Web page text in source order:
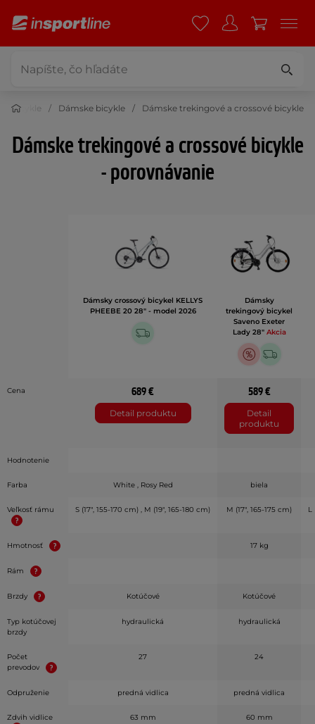
Bicykle Dámske bicykle Dámske trekingové a crossové bicykle
Dámske trekingové a crossové bicykle
- porovnávanie
Dámsky crossový bicykel KELLYS
PHEEBE 20 28" - model 2026
Dámsky
trekingový bicykel
Saveno Exeter
Lady 28" Akcia
Cena 689 €
Detail produktu
589 €
Detail
produktu
Hodnotenie
Farba White , Rosy Red biela
Veľkosť rámu S (17", 155-170 cm) , M (19", 165-180 cm) M (17", 165-175 cm) L
Hmotnosť 17 kg
Rám
Brzdy Kotúčové Kotúčové
Typ kotúčovej
brzdy
hydraulická hydraulická
Počet
prevodov
27 24
Odpruženie predná vidlica predná vidlica
Zdvih vidlice 63 mm 60 mm